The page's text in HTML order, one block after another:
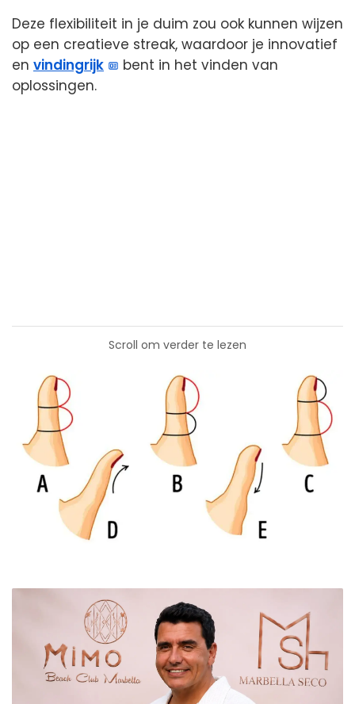
Deze flexibiliteit in je duim zou ook kunnen wijzen
op een creatieve streak, waardoor je innovatief
en vindingrijk
bent in het vinden van
oplossingen.
Scroll om verder te lezen